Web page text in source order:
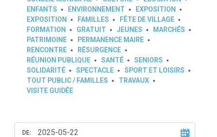
ENFANTS
ENVIRONNEMENT
EXPOSITION
EXPOSITION
FAMILLES
FÊTE DE VILLAGE
FORMATION
GRATUIT JEUNES
MARCHÉS
PATRIMOINE
PERMANENCE MAIRE
RENCONTRE
RÉSURGENCE
RÉUNION PUBLIQUE
SANTÉ
SENIORS
SOLIDARITÉ
SPECTACLE
SPORT ET LOISIRS
TOUT PUBLIC / FAMILLES
TRAVAUX
VISITE GUIDÉE
DE: